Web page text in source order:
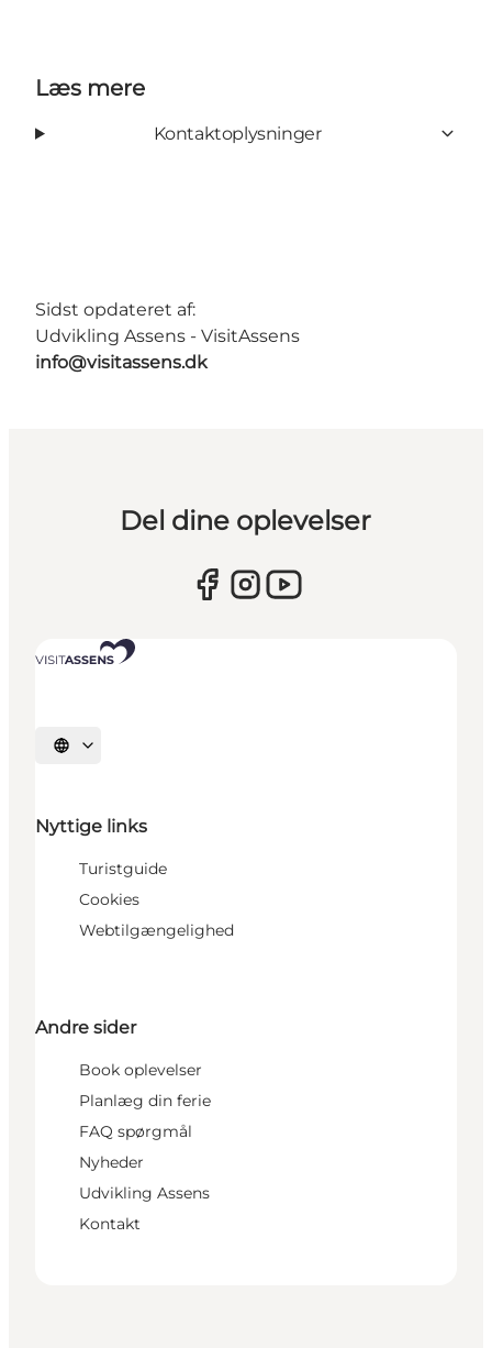
Læs mere
Kontaktoplysninger
Sidst opdateret af:
Udvikling Assens - VisitAssens
info@visitassens.dk
Del dine oplevelser
Vælg sprog
Nyttige links
Turistguide
Cookies
Webtilgængelighed
Andre sider
Book oplevelser
Planlæg din ferie
FAQ spørgmål
Nyheder
Udvikling Assens
Kontakt